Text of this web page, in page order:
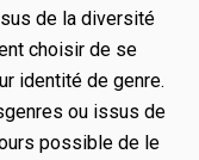
de la diversité
choisir de se
identité de genre.
ou issus de
possible de le